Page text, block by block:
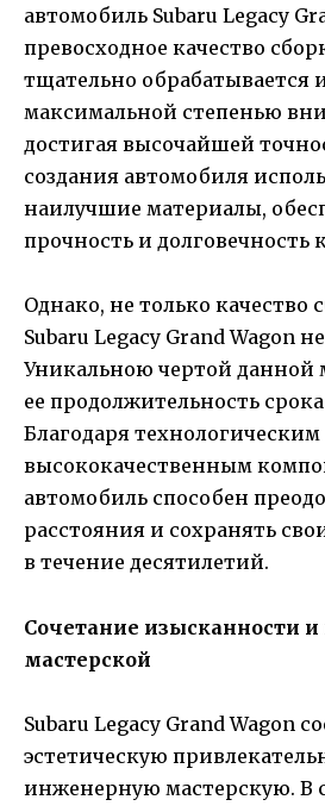
автомобиль Subaru Legacy
превосходное качество
тщательно обрабатывается
максимальной степенью
достигая высочайшей
создания автомобиля
наилучшие материалы,
прочность и долговечность
Однако, не только качество
Subaru Legacy Grand Wagon
Уникальною чертой данной
ее продолжительность
Благодаря
высококачественным
автомобиль способен
расстояния и сохранять
в течение десятилетий.
Сочетание изысканности
мастерской
Subaru Legacy Grand Wagon
эстетическую
инженерную мастерскую. В